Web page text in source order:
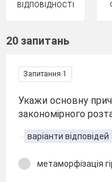
ВІДПОВІДНОСТІ
20 запитань
Запитання 1
Укажи основну
закономірного
варіанти відповідей
метаморфізація